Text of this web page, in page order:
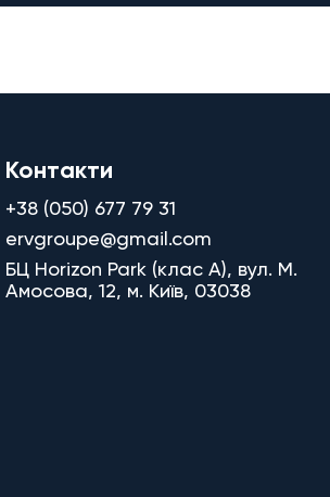
Контакти
+38 (050) 677 79 31
ervgroupe@gmail.com
БЦ Horizon Park (клас A), вул. М.
Амосова, 12, м. Київ, 03038